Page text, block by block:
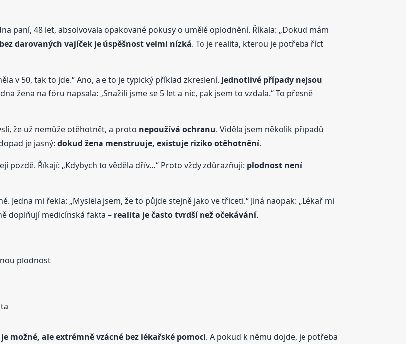
paní, 48 let, absolvovala opakované pokusy o umělé oplodnění. Říkala: „Dokud mám
bez darovaných vajíček je úspěšnost velmi nízká. To je realita, kterou je potřeba říct
v 50, tak to jde.“ Ano, ale to je typický příklad zkreslení. Jednotlivé případy nejsou
žena na fóru napsala: „Snažili jsme se 5 let a nic, pak jsem to vzdala.“ To přesně
že už nemůže otěhotnět, a proto nepoužívá ochranu. Viděla jsem několik případů
je jasný: dokud žena menstruuje, existuje riziko otěhotnění.
pozdě. Říkají: „Kdybych to věděla dřív…“ Proto vždy zdůrazňuji: plodnost není
mi řekla: „Myslela jsem, že to půjde stejně jako ve třiceti.“ Jiná naopak: „Lékař mi
doplňují medicínská fakta – realita je často tvrdší než očekávání.
plodnost
možné, ale extrémně vzácné bez lékařské pomoci. A pokud k němu dojde, je potřeba